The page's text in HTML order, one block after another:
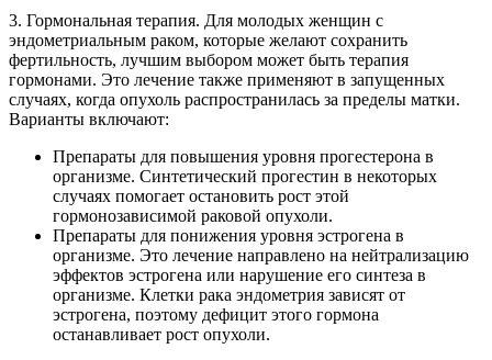
3. Гормональная терапия. Для молодых женщин с
эндометриальным раком, которые желают сохранить
фертильность, лучшим выбором может быть терапия
гормонами. Это лечение также применяют в запущенных
случаях, когда опухоль распространилась за пределы матки.
Варианты включают:
Препараты для повышения уровня прогестерона в
организме. Синтетический прогестин в некоторых
случаях помогает остановить рост этой
гормонозависимой раковой опухоли.
Препараты для понижения уровня эстрогена в
организме. Это лечение направлено на нейтрализацию
эффектов эстрогена или нарушение его синтеза в
организме. Клетки рака эндометрия зависят от
эстрогена, поэтому дефицит этого гормона
останавливает рост опухоли.